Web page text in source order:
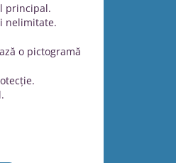
principal.
nelimitate.
o pictogramă